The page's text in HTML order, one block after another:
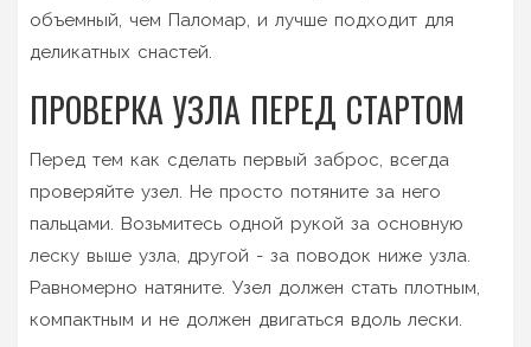
объемный, чем Паломар, и лучше подходит для
деликатных снастей.
ПРОВЕРКА УЗЛА ПЕРЕД СТАРТОМ
Перед тем как сделать первый заброс, всегда
проверяйте узел. Не просто потяните за него
пальцами. Возьмитесь одной рукой за основную
леску выше узла, другой - за поводок ниже узла.
Равномерно натяните. Узел должен стать плотным,
компактным и не должен двигаться вдоль лески.